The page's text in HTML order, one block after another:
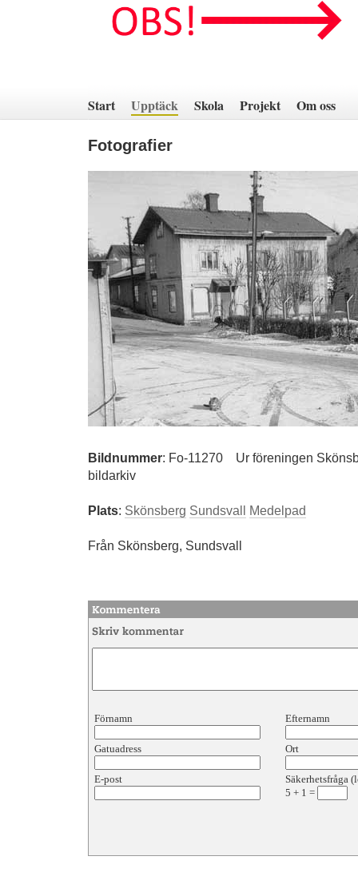
innehåll
Start Upptäck Skola Projekt Om oss
Fotografier
Bildnummer: Fo-11270
Ur föreningen
bildarkiv
Plats: Skönsberg Sundsvall Medelpad
Från Skönsberg, Sundsvall
Förnamn Efternamn
Gatuadress Ort
E-post
Säkerhetsfråga
5 + 1 =